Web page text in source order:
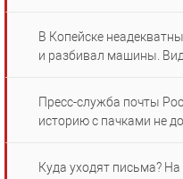
В Копейске
и разбивал машины.
Пресс-служба почты
историю с пачками не
Куда уходят письма?